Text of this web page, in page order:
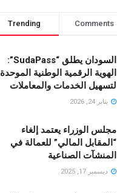
Trending Comments
السودان يطلق “SudaPass”:
الهوية الرقمية الوطنية الموحدة
لتسهيل الخدمات والمعاملات
يناير 24, 2026
مجلس الوزراء يعتمد إلغاء
“المقابل المالي” للعمالة في
المنشآت الصناعية
ديسمبر 17, 2025